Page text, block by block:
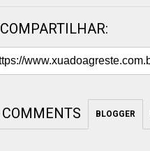
COMPARTILHAR:
COMMENTS BLOGGER